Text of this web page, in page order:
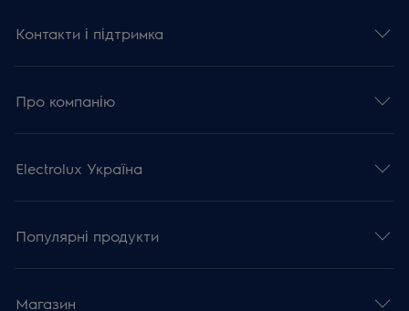
Контакти і підтримка
Про компанію
Electrolux Україна
Популярні продукти
Магазин